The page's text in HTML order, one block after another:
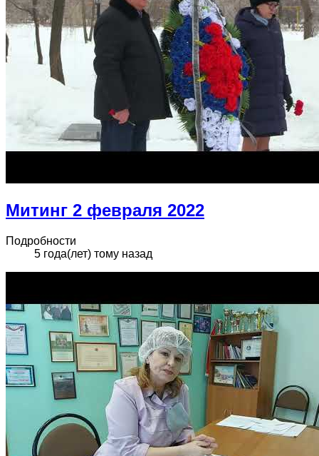
Митинг 2 февраля 2022
Подробности
5 года(лет) тому назад